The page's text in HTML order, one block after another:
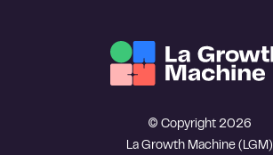
© Copyright 2026
La Growth Machine (LGM)